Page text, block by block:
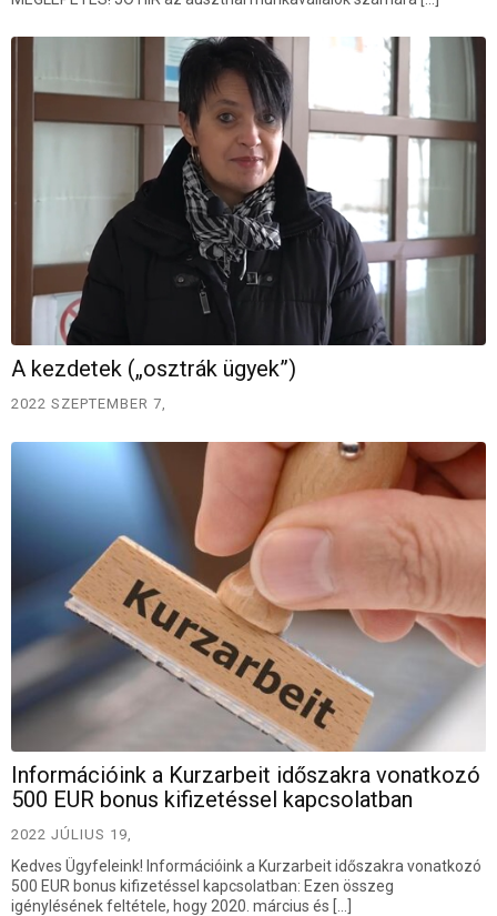
A kezdetek („osztrák ügyek”)
2022 SZEPTEMBER 7,
Információink a Kurzarbeit időszakra vonatkozó
500 EUR bonus kifizetéssel kapcsolatban
2022 JÚLIUS 19,
Kedves Ügyfeleink! Információink a Kurzarbeit időszakra vonatkozó
500 EUR bonus kifizetéssel kapcsolatban: Ezen összeg
igénylésének feltétele, hogy 2020. március és […]